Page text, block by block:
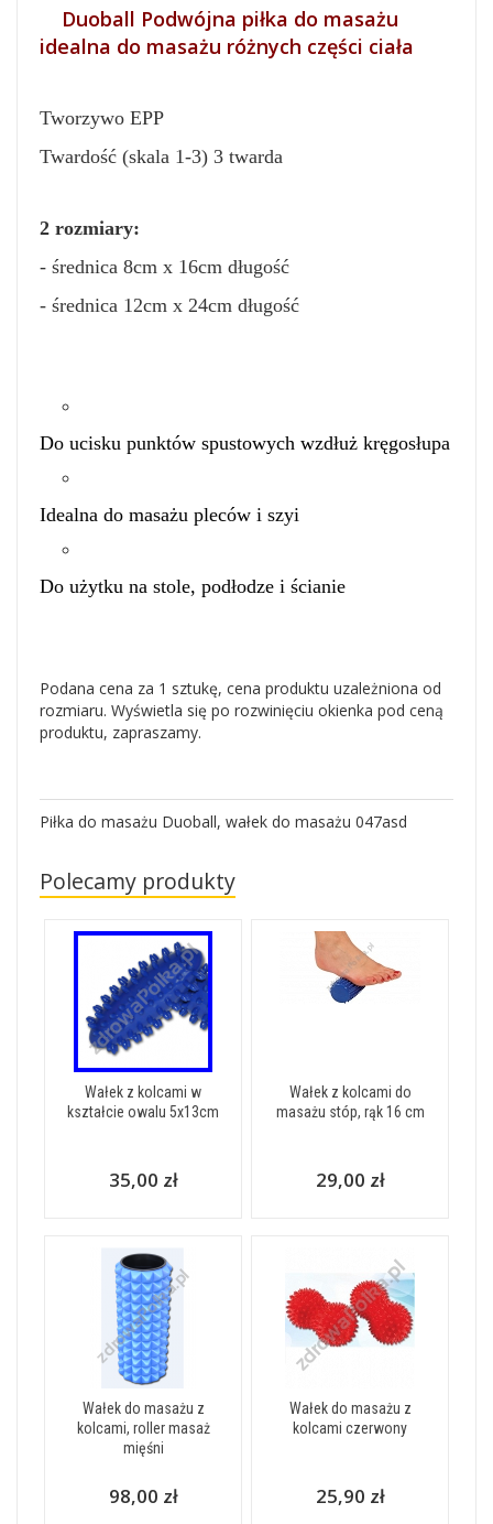
Duoball Podwójna piłka do masażu
idealna do masażu różnych części ciała
Tworzywo EPP
Twardość (skala 1-3) 3 twarda
2 rozmiary:
- średnica 8cm x 16cm długość
- średnica 12cm x 24cm długość
Do ucisku punktów spustowych wzdłuż kręgosłupa
Idealna do masażu pleców i szyi
Do użytku na stole, podłodze i ścianie
Podana cena za 1 sztukę, cena produktu uzależniona od
rozmiaru. Wyświetla się po rozwinięciu okienka pod ceną
produktu, zapraszamy.
Piłka do masażu Duoball, wałek do masażu 047asd
Polecamy produkty
Wałek z kolcami w
kształcie owalu 5x13cm
35,00 zł
Wałek z kolcami do
masażu stóp, rąk 16 cm
29,00 zł
Wałek do masażu z
kolcami, roller masaż
mięśni
98,00 zł
Wałek do masażu z
kolcami czerwony
25,90 zł